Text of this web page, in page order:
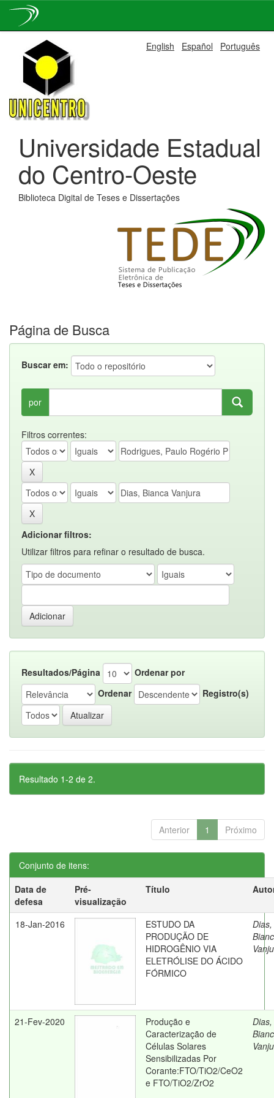
navigation
English Español Português
Universidade Estadual
do Centro-Oeste
Biblioteca Digital de Teses e Dissertações
Página de Busca
Buscar em:
por
Filtros correntes:
Adicionar filtros:
Utilizar filtros para refinar o resultado de busca.
Resultados/Página
Ordenar por
Ordenar
Registro(s)
Resultado 1-2 de 2.
Anterior 1 Próximo
Conjunto de itens:
Data de
defesa
Pré-
visualização
Título
18-Jan-2016
ESTUDO DA
PRODUÇÃO DE
HIDROGÊNIO VIA
ELETRÓLISE DO ÁCIDO
FÓRMICO
Dias,
21-Fev-2020
Produção e
Caracterização de
Células Solares
Sensibilizadas Por
Corante:FTO/TiO2/CeO2
e FTO/TiO2/ZrO2
Dias,